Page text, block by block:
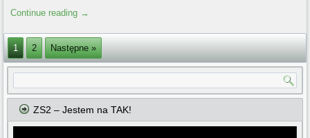
Continue reading →
1 2 Następne »
ZS2 – Jestem na TAK!